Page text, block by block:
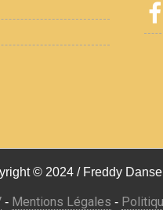
© 2024 / Freddy
- Mentions Légales -